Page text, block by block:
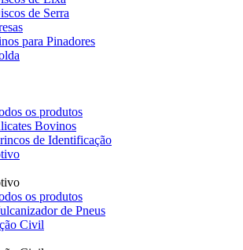
de Serra
para Pinadores
os produtos
Bovinos
de Identificação
os produtos
de Pneus
Civil